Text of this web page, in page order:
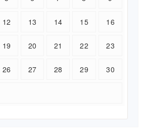
12 13 14 15 16
19 20 21 22 23
26 27 28 29 30